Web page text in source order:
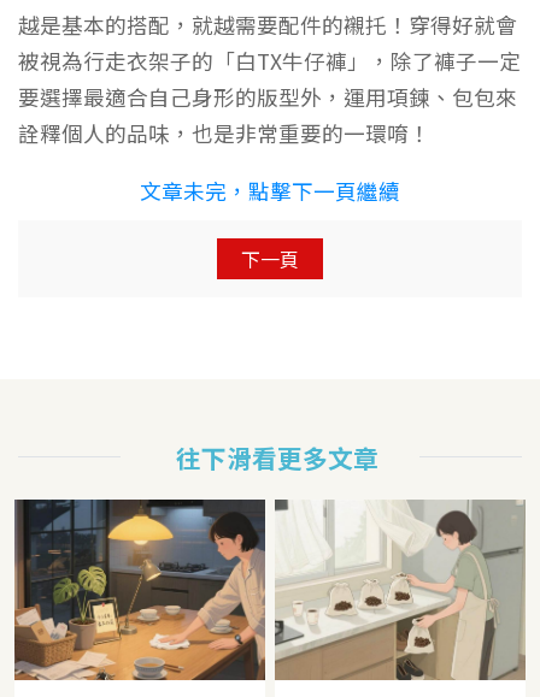
越是基本的搭配，就越需要配件的襯托！穿得好就會
被視為行走衣架子的「白TX牛仔褲」，除了褲子一定
要選擇最適合自己身形的版型外，運用項鍊、包包來
詮釋個人的品味，也是非常重要的一環唷！
文章未完，點擊下一頁繼續
下一頁
往下滑看更多文章